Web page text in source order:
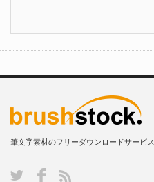
筆文字素材のフリーダウンロードサービス